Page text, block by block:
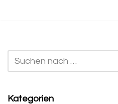
springen
Kategorien